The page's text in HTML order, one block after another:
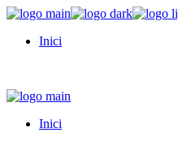
Skip
Inici
Inici